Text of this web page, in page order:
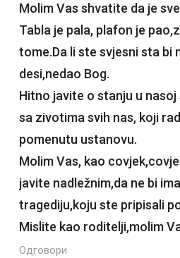
Molim Vas shvatite da je
Tabla je pala, plafon je
tome.Da li ste svjesni sta bi
desi,nedao Bog.
Hitno javite o stanju u nasoj
sa zivotima svih nas, koji
pomenutu ustanovu.
Molim Vas, kao
javite nadležnim,da ne bi
tragediju,koju ste pripisali
Mislite kao roditelji,molim
Одговори